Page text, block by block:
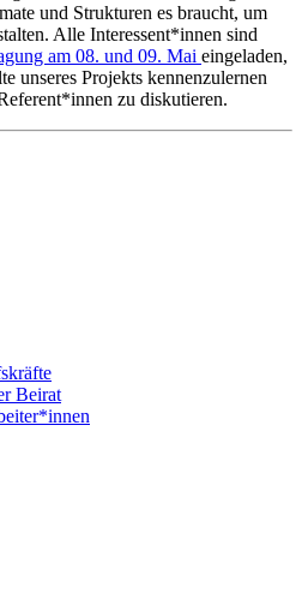
und Strukturen es braucht, um
Alle Interessent*innen sind
am 08. und 09. Mai eingeladen,
unseres Projekts kennenzulernen
zu diskutieren.
Beirat